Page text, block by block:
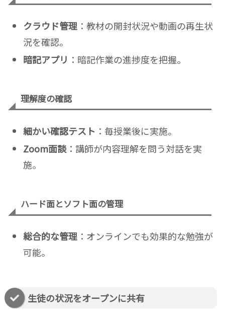
クラウド管理：教材の開封状況や動画の再生状
況を確認。
暗記アプリ ：暗記作業の進捗度を把握。
理解度の確認
細かい確認テスト ：毎授業後に実施。
Zoom面談：講師が内容理解を問う対話を実
施。
ハード面とソフト面の管理
総合的な管理：オンラインでも効果的な勉強が
可能。
生徒の状況をオープンに共有